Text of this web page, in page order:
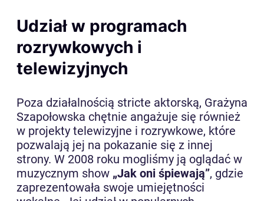
Udział w programach
rozrywkowych i
telewizyjnych
Poza działalnością stricte aktorską, Grażyna
Szapołowska chętnie angażuje się również
w projekty telewizyjne i rozrywkowe, które
pozwalają jej na pokazanie się z innej
strony. W 2008 roku mogliśmy ją oglądać w
muzycznym show „Jak oni śpiewają”, gdzie
zaprezentowała swoje umiejętności